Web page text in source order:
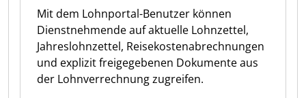
Mit dem Lohnportal-Benutzer können
Dienstnehmende auf aktuelle Lohnzettel,
Jahreslohnzettel, Reisekostenabrechnungen
und explizit freigegebenen Dokumente aus
der Lohnverrechnung zugreifen.